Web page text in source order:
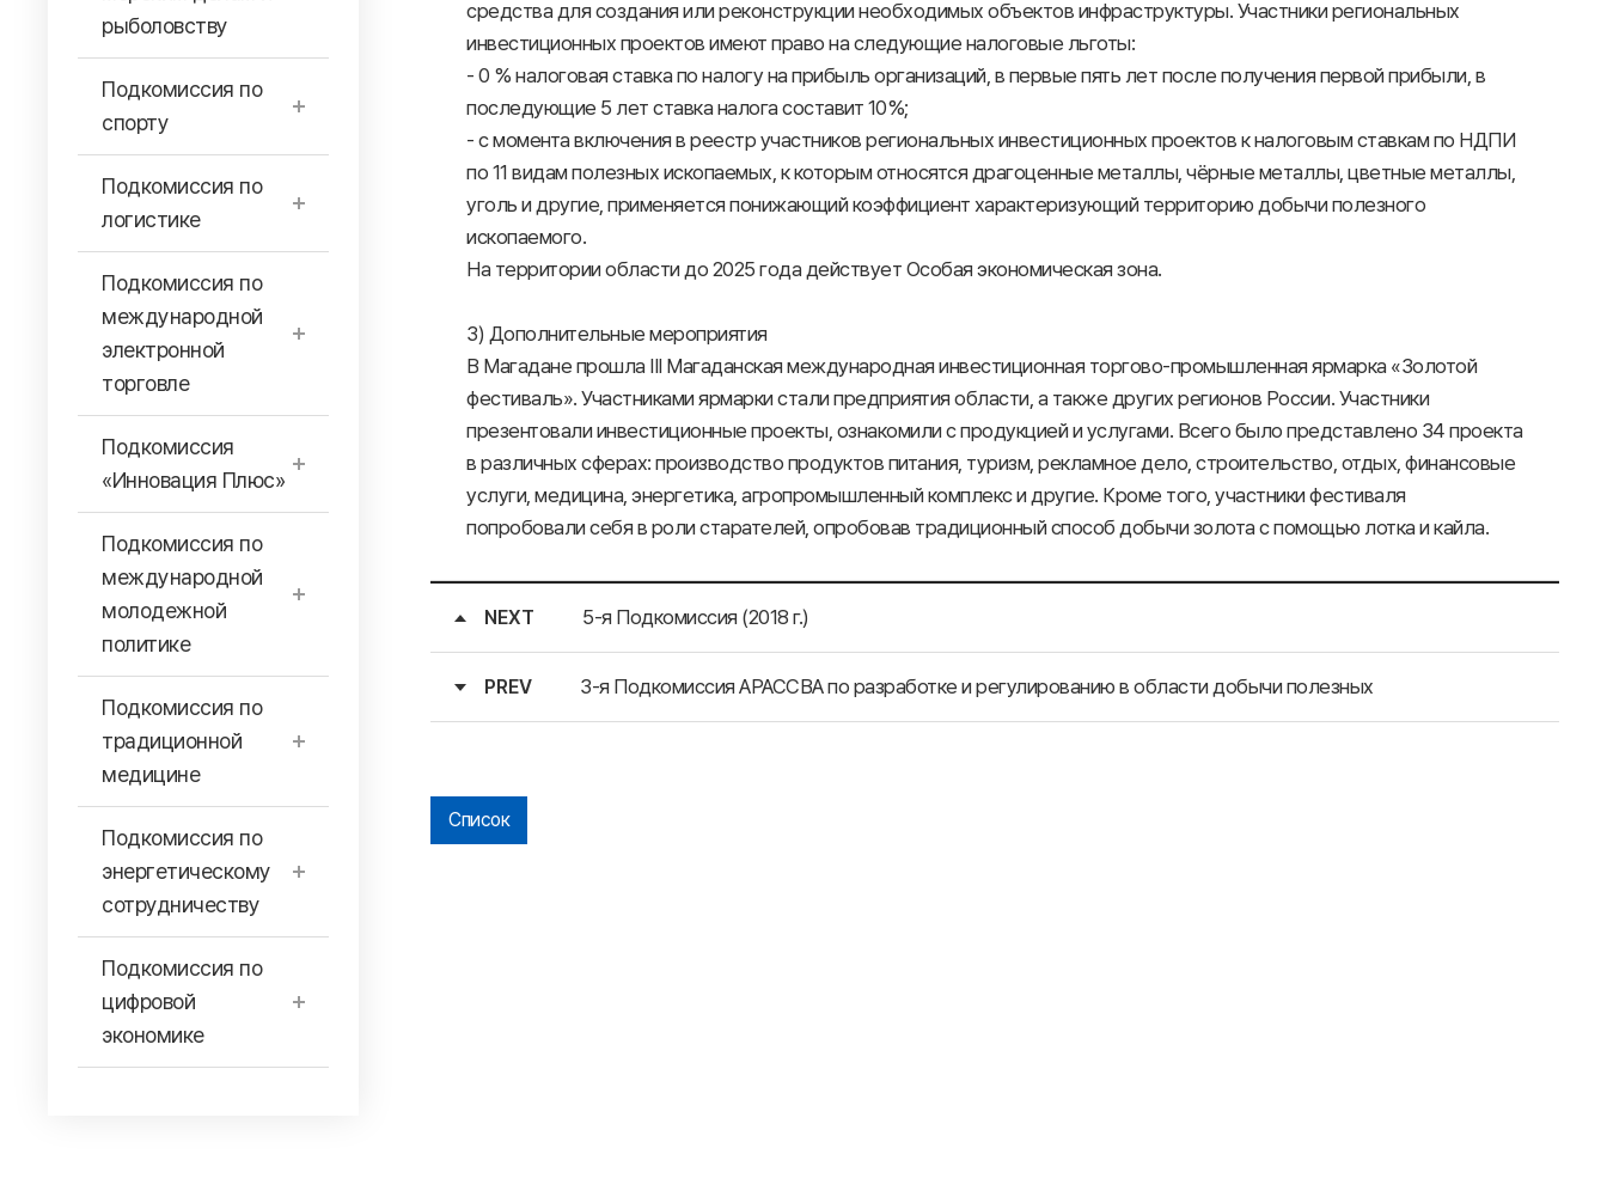
рыболовству
Подкомиссия по
спорту
Подкомиссия по
логистике
Подкомиссия по
международной
электронной
торговле
Подкомиссия
«Инновация Плюс»
Подкомиссия по
международной
молодежной
политике
Подкомиссия по
традиционной
медицине
Подкомиссия по
энергетическому
сотрудничеству
Подкомиссия по
цифровой
экономике
средства для создания или реконструкции необходимых объектов инфраструктуры. Участники региональных
инвестиционных проектов имеют право на следующие налоговые льготы:
- 0 % налоговая ставка по налогу на прибыль организаций, в первые пять лет после получения первой прибыли, в
последующие 5 лет ставка налога составит 10%;
- с момента включения в реестр участников региональных инвестиционных проектов к налоговым ставкам по НДПИ
по 11 видам полезных ископаемых, к которым относятся драгоценные металлы, чёрные металлы, цветные металлы,
уголь и другие, применяется понижающий коэффициент характеризующий территорию добычи полезного
ископаемого.
На территории области до 2025 года действует Особая экономическая зона.
3) Дополнительные мероприятия
В Магадане прошла III Магаданская международная инвестиционная торгово-промышленная ярмарка «Золотой
фестиваль». Участниками ярмарки стали предприятия области, а также других регионов России. Участники
презентовали инвестиционные проекты, ознакомили с продукцией и услугами. Всего было представлено 34 проекта
в различных сферах: производство продуктов питания, туризм, рекламное дело, строительство, отдых, финансовые
услуги, медицина, энергетика, агропромышленный комплекс и другие. Кроме того, участники фестиваля
попробовали себя в роли старателей, опробовав традиционный способ добычи золота с помощью лотка и кайла.
NEXT 5-я Подкомиссия (2018 г.)
PREV 3-я Подкомиссия АРАССВА по разработке и регулированию в области добычи полезных
Список